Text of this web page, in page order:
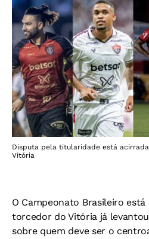
Disputa pela titularidade está
Vitória
O Campeonato Brasileiro
torcedor do Vitória já
sobre quem deve ser o